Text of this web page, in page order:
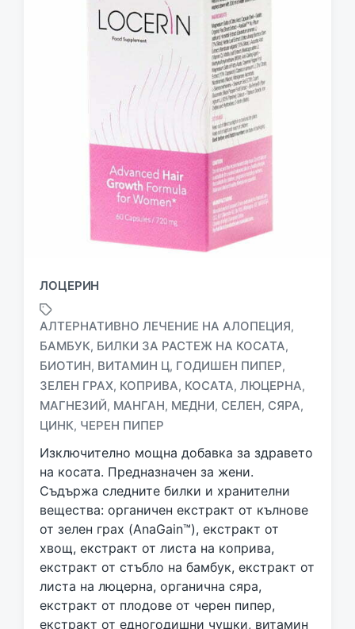
ЛОЦЕРИН
a
g
g
d
w
i
t
h
АЛТЕРНАТИВНО ЛЕЧЕНИЕ НА АЛОПЕЦИЯ,
БАМБУК, БИЛКИ ЗА РАСТЕЖ НА КОСАТА,
БИОТИН, ВИТАМИН Ц, ГОДИШЕН ПИПЕР,
ЗЕЛЕН ГРАХ, КОПРИВА, КОСАТА, ЛЮЦЕРНА,
МАГНЕЗИЙ, МАНГАН, МЕДНИ, СЕЛЕН, СЯРА,
ЦИНК, ЧЕРЕН ПИПЕР
Изключително мощна добавка за здравето
на косата. Предназначен за жени.
Съдържа следните билки и хранителни
вещества: органичен екстракт от кълнове
от зелен грах (AnaGain™), екстракт от
хвощ, екстракт от листа на коприва,
екстракт от стъбло на бамбук, екстракт от
листа на люцерна, органична сяра,
екстракт от плодове от черен пипер,
екстракт от едногодишни чушки, витамин